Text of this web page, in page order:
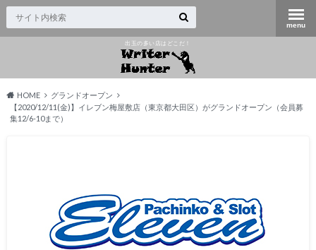
出玉の多い店はどこだ！
HOME
グランドオープン
【2020/12/11(金)】イレブン梅屋敷店（東京都大田区）がグランドオープン（会員募
集12/6-10まで）